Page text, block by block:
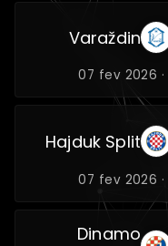
Varaždin
07 fev 2026 ·
Hajduk Split
07 fev 2026 ·
Dinamo